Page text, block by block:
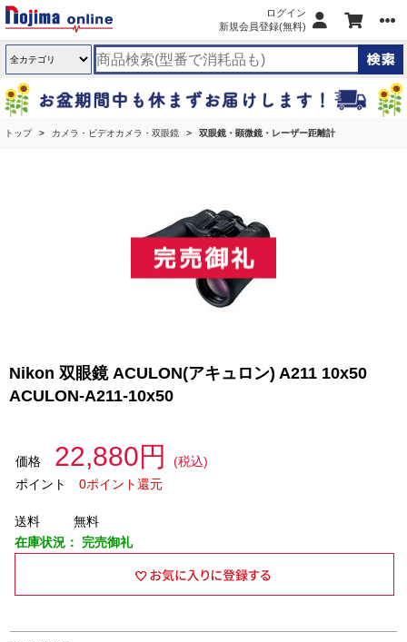
ログイン
新規会員登録(無料)
トップ カメラ・ビデオカメラ・双眼鏡 双眼鏡・顕微鏡・レーザー距離計
Nikon 双眼鏡 ACULON(アキュロン) A211 10x50
ACULON-A211-10x50
価格 22,880円
(税込)
ポイント
0ポイント還元
送料
無料
在庫状況： 完売御礼